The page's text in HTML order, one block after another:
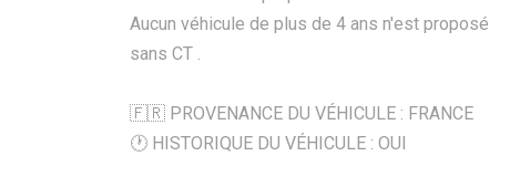
Aucun véhicule de plus de 4 ans n'est proposé
sans CT .
🇫🇷 PROVENANCE DU VÉHICULE : FRANCE
🕐 HISTORIQUE DU VÉHICULE : OUI